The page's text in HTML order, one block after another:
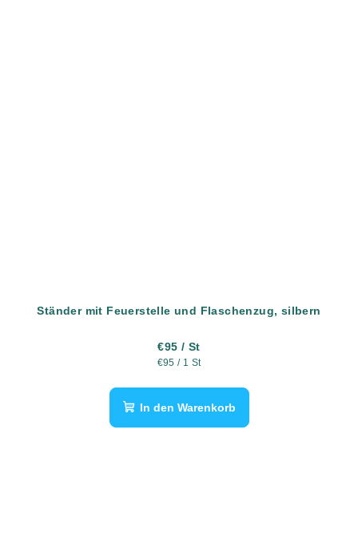
Ständer mit Feuerstelle und Flaschenzug, silbern
€95 / St
Verkaufspreis:
€95 / 1 St
In den Warenkorb